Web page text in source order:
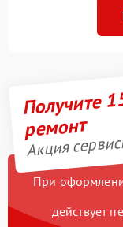
Получите
ремонт
Акция
При
действует